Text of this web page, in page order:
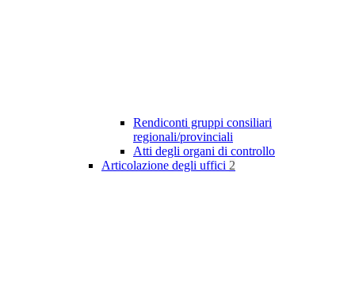
Rendiconti gruppi consiliari
regionali/provinciali
Atti degli organi di controllo
Articolazione degli uffici 2